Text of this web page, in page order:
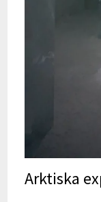
Arktiska